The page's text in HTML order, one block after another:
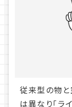
従来型の物と
は異なり「ラ